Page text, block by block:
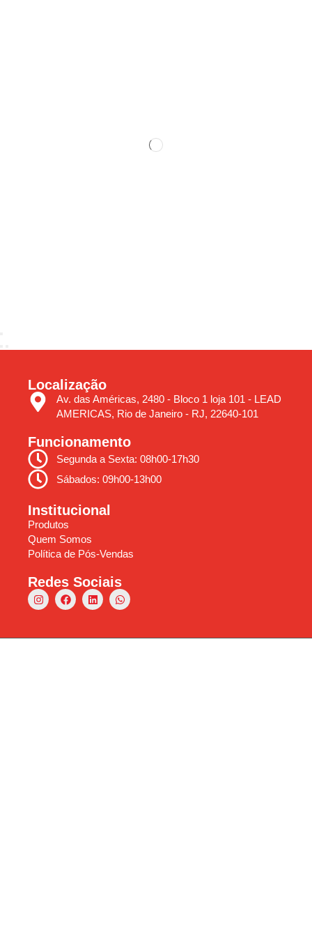
Localização
Av. das Américas, 2480 - Bloco 1 loja 101 - LEAD
AMERICAS, Rio de Janeiro - RJ, 22640-101
Funcionamento
Segunda a Sexta: 08h00-17h30
Sábados: 09h00-13h00
Institucional
Produtos
Quem Somos
Política de Pós-Vendas
Redes Sociais